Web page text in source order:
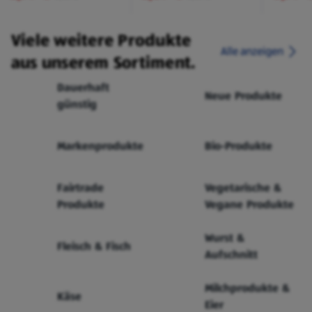
Viele weitere Produkte
aus unserem Sortiment.
Alle anzeigen
Dauerhaft
günstig
Neue Produkte
Markenprodukte Bio-Produkte
Fairtrade
Produkte
Vegetarische &
Vegane Produkte
Fleisch & Fisch
Wurst &
Aufschnitt
Käse
Milchprodukte &
Eier